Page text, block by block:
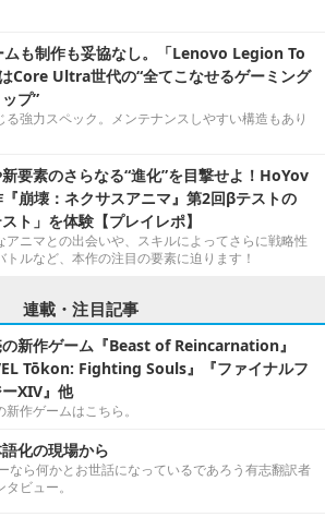
も制作も妥協なし。「Lenovo Legion To
Core Ultra世代の“全てこなせるゲーミング
プ”
る強力スペック。メンテナンスしやすい構造もあり
要素のさらなる“進化”を目撃せよ！HoYov
崩壊：ネクサスアニマ』第2回βテストの
スト」を体験【プレイレポ】
アニマとの出会いや、スキルによってさらに戦略性
トルなど、本作の注目の要素に迫ります！
連載・注目記事
新作ゲーム『Beast of Reincarnation』
Tōkon: Fighting Souls』『ファイナルフ
XIV』他
作ゲームはこちら。
化の現場から
なら何かとお世話になっているであろう有志翻訳者
ビュー。